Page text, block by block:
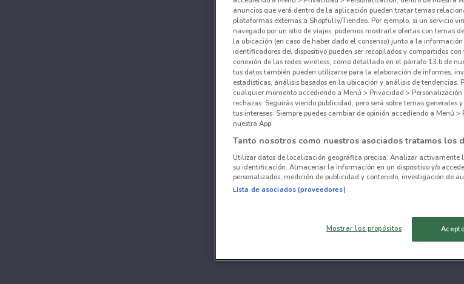
anuncios que verá dentro de la aplicación pueden tratar temas
plataformas externas a Shopfully/Tiendeo. Por ejemplo, si un servicio
navegado por un sitio de viajes, podemos mostrarle ofertas con temas
la ubicación (en caso de haber dado el consenso) junto a la información
identificadores del dispositivo pueden ser recopilados y compartidos
conexión de las redes wireless, como detallado en el párrafo 13.b de
tus datos también pueden utilizarse para la elaboración de informes,
estadísticas, análisis basados en la ubicación y análisis de tendencias.
cualquier momento accediendo a Menú > Privacidad > Personalización
rechazas: Seguirás viendo publicidad, pero será sobre temas generales
tus intereses. Siempre puedes cambiar de opinión accediendo a Menú
nuestra App.
Tanto nosotros como nuestros asociados tratamos los
Utilizar datos de localización geográfica precisa. Analizar activamente
su identificación. Almacenar la información en un dispositivo y/o
personalizados, medición de publicidad y contenido, investigación de
Lista de asociados (proveedores)
Mostrar los propósitos Acepto